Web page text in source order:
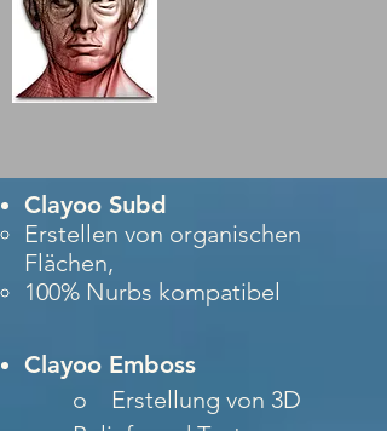
Clayoo Subd
Erstellen von organischen
Flächen,
100% Nurbs kompatibel
Clayoo Emboss
o Erstellung von 3D